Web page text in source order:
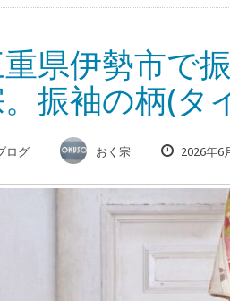
県伊勢市で
振袖の柄(タ
ログ おく宗 2026年6